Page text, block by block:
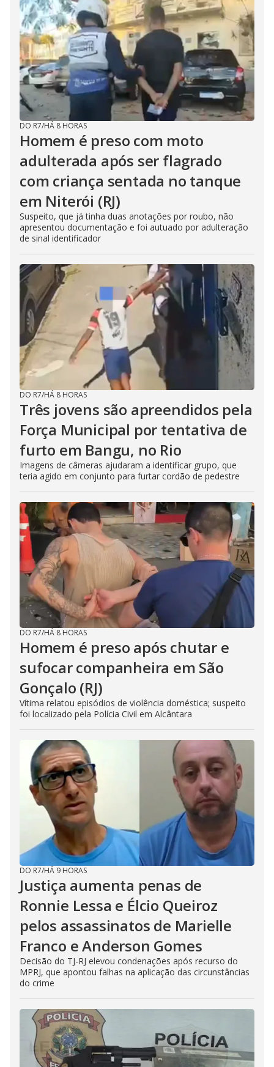
DO R7/HÁ 8 HORAS
Homem é preso com moto
adulterada após ser flagrado
com criança sentada no tanque
em Niterói (RJ)
Suspeito, que já tinha duas anotações por roubo, não
apresentou documentação e foi autuado por adulteração
de sinal identificador
DO R7/HÁ 8 HORAS
Três jovens são apreendidos pela
Força Municipal por tentativa de
furto em Bangu, no Rio
Imagens de câmeras ajudaram a identificar grupo, que
teria agido em conjunto para furtar cordão de pedestre
DO R7/HÁ 8 HORAS
Homem é preso após chutar e
sufocar companheira em São
Gonçalo (RJ)
Vítima relatou episódios de violência doméstica; suspeito
foi localizado pela Polícia Civil em Alcântara
DO R7/HÁ 9 HORAS
Justiça aumenta penas de
Ronnie Lessa e Élcio Queiroz
pelos assassinatos de Marielle
Franco e Anderson Gomes
Decisão do TJ-RJ elevou condenações após recurso do
MPRJ, que apontou falhas na aplicação das circunstâncias
do crime